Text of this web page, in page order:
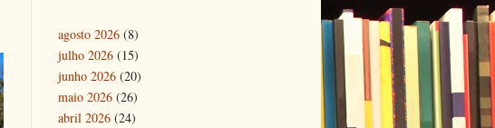
agosto 2026 (8)
julho 2026 (15)
junho 2026 (20)
maio 2026 (26)
abril 2026 (24)